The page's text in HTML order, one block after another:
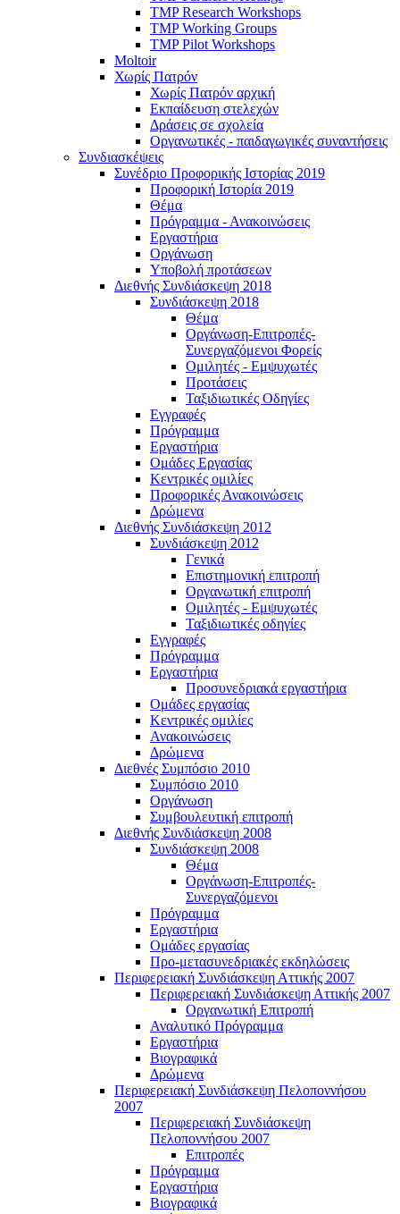
TMP Research Workshops
TMP Working Groups
TMP Pilot Workshops
Moltoir
Χωρίς Πατρόν
Χωρίς Πατρόν αρχική
Εκπαίδευση στελεχών
Δράσεις σε σχολεία
Οργανωτικές - παιδαγωγικές συναντήσεις
Συνδιασκέψεις
Συνέδριο Προφορικής Ιστορίας 2019
Προφορική Ιστορία 2019
Θέμα
Πρόγραμμα - Ανακοινώσεις
Εργαστήρια
Οργάνωση
Υποβολή προτάσεων
Διεθνής Συνδιάσκεψη 2018
Συνδιάσκεψη 2018
Θέμα
Οργάνωση-Επιτροπές-
Συνεργαζόμενοι Φορείς
Ομιλητές - Εμψυχωτές
Προτάσεις
Ταξιδιωτικές Οδηγίες
Εγγραφές
Πρόγραμμα
Εργαστήρια
Ομάδες Εργασίας
Κεντρικές ομιλίες
Προφορικές Ανακοινώσεις
Δρώμενα
Διεθνής Συνδιάσκεψη 2012
Συνδιάσκεψη 2012
Γενικά
Επιστημονική επιτροπή
Οργανωτική επιτροπή
Ομιλητές - Εμψυχωτές
Ταξιδιωτικές οδηγίες
Εγγραφές
Πρόγραμμα
Εργαστήρια
Προσυνεδριακά εργαστήρια
Ομάδες εργασίας
Κεντρικές ομιλίες
Ανακοινώσεις
Δρώμενα
Διεθνές Συμπόσιο 2010
Συμπόσιο 2010
Οργάνωση
Συμβουλευτική επιτροπή
Διεθνής Συνδιάσκεψη 2008
Συνδιάσκεψη 2008
Θέμα
Οργάνωση-Επιτροπές-
Συνεργαζόμενοι
Πρόγραμμα
Εργαστήρια
Ομάδες εργασίας
Προ-μετασυνεδριακές εκδηλώσεις
Περιφερειακή Συνδιάσκεψη Αττικής 2007
Περιφερειακή Συνδιάσκεψη Αττικής 2007
Οργανωτική Επιτροπή
Αναλυτικό Πρόγραμμα
Εργαστήρια
Βιογραφικά
Δρώμενα
Περιφερειακή Συνδιάσκεψη Πελοποννήσου
2007
Περιφερειακή Συνδιάσκεψη
Πελοποννήσου 2007
Επιτροπές
Πρόγραμμα
Εργαστήρια
Βιογραφικά